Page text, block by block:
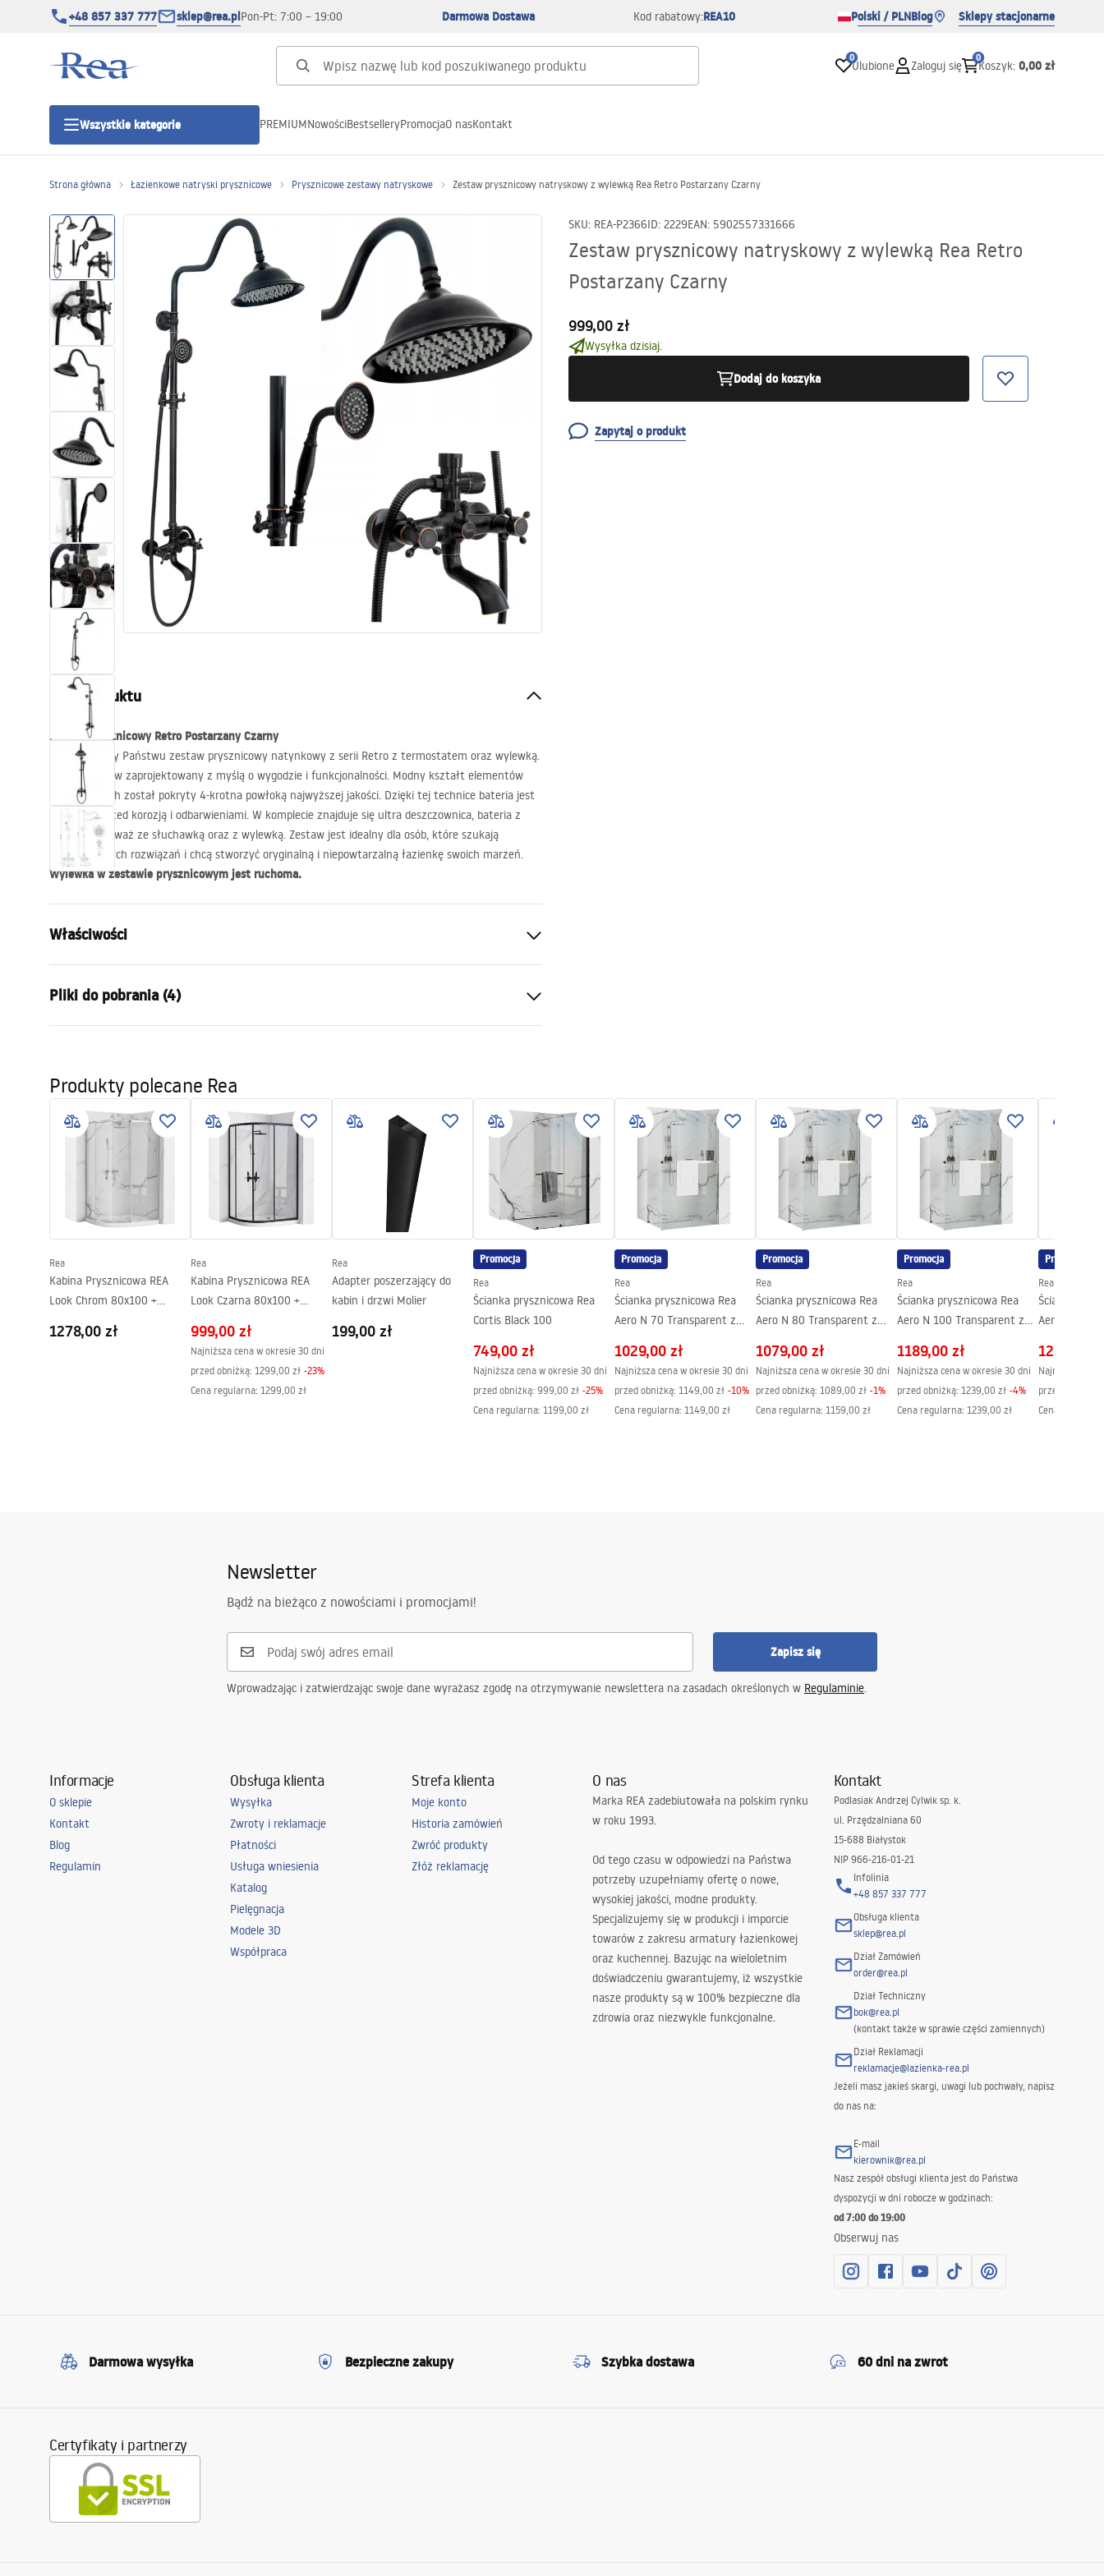
+48 857 337 777 sklep@rea.plPon-Pt: 7:00 – 19:00 Darmowa Dostawa Kod rabatowy:REA10 Polski / PLNBlog Sklepy stacjonarne
0
Ulubione Zaloguj się
0
Koszyk: 0,00 zł
Wszystkie kategorie
Kategorie produktowe
Kabiny prysznicowe
Drzwi prysznicowe
Brodziki prysznicowe
Odpływy liniowe
Toalety, ubikacje
Umywalki
Wanny i parawany
Baterie
Natryski
Akcesoria i meble łazienkowe
PREMIUMNowościBestselleryPromocjaO nasKontakt
Strona główna Łazienkowe natryski prysznicowe Prysznicowe zestawy natryskowe Zestaw prysznicowy natryskowy z wylewką Rea Retro Postarzany Czarny
SKU: REA-P2366ID: 2229EAN: 5902557331666
Zestaw prysznicowy natryskowy z wylewką Rea Retro
Postarzany Czarny
999,00 zł
Wysyłka dzisiaj.
Dodaj do koszyka
Zapytaj o produkt
Opis produktu
Zestaw Prysznicowy Retro Postarzany Czarny
Prezentujemy Państwu zestaw prysznicowy natynkowy z serii Retro z termostatem oraz wylewką.
Jest to zestaw zaprojektowany z myślą o wygodzie i funkcjonalności. Modny kształt elementów
prysznicowych został pokryty 4-krotna powłoką najwyższej jakości. Dzięki tej technice bateria jest
chroniona przed korozją i odbarwieniami. W komplecie znajduje się ultra deszczownica, bateria z
elementami, waż ze słuchawką oraz z wylewką. Zestaw jest idealny dla osób, które szukają
nietuzinkowych rozwiązań i chcą stworzyć oryginalną i niepowtarzalną łazienkę swoich marzeń.
Wylewka w zestawie prysznicowym jest ruchoma.
Właściwości
Materiał:
Rodzaj baterii:
Dwuuchwytowa
Regulacja wysokości:
Wysokość min.:
Wysokość max.:
Wylewka wannowa:
Regulacja ciśnienia:
System Anti-Calc
Powłoka:
Electroplating
Rozstaw przyłączy:
mm
Gwarancja
24 miesiące
Pliki do pobrania (4)
Safety_Information_Shower_set.p
df
Faucets_-_5.pdf
shower_set.pdf Pielegnacja.pdf
Produkty polecane Rea
Rea
Kabina Prysznicowa REA
Look Chrom 80x100 +
1278,00 zł
Rea
Kabina Prysznicowa REA
Look Czarna 80x100 +
999,00 zł
Najniższa cena w okresie 30 dni
przed obniżką: 1299,00 zł -23%
Cena regularna: 1299,00 zł
Rea
Adapter poszerzający do
kabin i drzwi Molier
199,00 zł
Promocja
Rea
Ścianka prysznicowa Rea
Cortis Black 100
749,00 zł
Najniższa cena w okresie 30 dni
przed obniżką: 999,00 zł -25%
Cena regularna: 1199,00 zł
Promocja
Rea
Ścianka prysznicowa Rea
Aero N 70 Transparent z
1029,00 zł
Najniższa cena w okresie 30 dni
przed obniżką: 1149,00 zł -10%
Cena regularna: 1149,00 zł
Promocja
Rea
Ścianka prysznicowa Rea
Aero N 80 Transparent z
1079,00 zł
Najniższa cena w okresie 30 dni
przed obniżką: 1089,00 zł -1%
Cena regularna: 1159,00 zł
Promocja
Rea
Ścianka prysznicowa Rea
Aero N 100 Transparent z
1189,00 zł
Najniższa cena w okresie 30 dni
przed obniżką: 1239,00 zł -4%
Cena regularna: 1239,00 zł
Promocja
Rea
Ścianka
Aero N 110
1229,00
Najniższa
przed obniżką:
Cena regularna
Newsletter
Bądź na bieżąco z nowościami i promocjami!
Zapisz się
Wprowadzając i zatwierdzając swoje dane wyrażasz zgodę na otrzymywanie newslettera na zasadach określonych w Regulaminie.
Informacje
O sklepie
Kontakt
Blog
Regulamin
Obsługa klienta
Wysyłka
Zwroty i reklamacje
Płatności
Usługa wniesienia
Katalog
Pielęgnacja
Modele 3D
Współpraca
Strefa klienta
Moje konto
Historia zamówień
Zwróć produkty
Złóż reklamację
O nas
Marka REA zadebiutowała na polskim rynku
w roku 1993.
Od tego czasu w odpowiedzi na Państwa
potrzeby uzupełniamy ofertę o nowe,
wysokiej jakości, modne produkty.
Specjalizujemy się w produkcji i imporcie
towarów z zakresu armatury łazienkowej
oraz kuchennej. Bazując na wieloletnim
doświadczeniu gwarantujemy, iż wszystkie
nasze produkty są w 100% bezpieczne dla
zdrowia oraz niezwykle funkcjonalne.
Kontakt
Podlasiak Andrzej Cylwik sp. k.
ul. Przędzalniana 60
15-688 Białystok
NIP 966-216-01-21
Infolinia
+48 857 337 777
Obsługa klienta
sklep@rea.pl
Dział Zamówień
order@rea.pl
Dział Techniczny
bok@rea.pl
(kontakt także w sprawie części zamiennych)
Dział Reklamacji
reklamacje@lazienka-rea.pl
Jeżeli masz jakieś skargi, uwagi lub pochwały, napisz
do nas na:
E-mail
kierownik@rea.pl
Nasz zespół obsługi klienta jest do Państwa
dyspozycji w dni robocze w godzinach:
od 7:00 do 19:00
Obserwuj nas
Darmowa wysyłka Bezpieczne zakupy Szybka dostawa 60 dni na zwrot
Certyfikaty i partnerzy